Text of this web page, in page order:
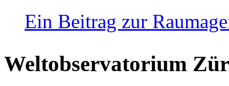
Ein Beitrag zur
Weltobservatorium